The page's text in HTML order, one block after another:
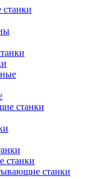
станки
станки
станки
станки